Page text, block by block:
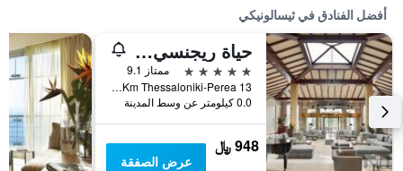
أفضل الفنادق في ثيسالونيكي
حياة ريجنسي سالونيك
5 نجوم
ممتاز 9.1
13 Km Thessaloniki-Perea, ثيسالونيكي, اليونان
0.0 كيلومتر عن وسط المدينة
948 ﷼
عرض الصفقة